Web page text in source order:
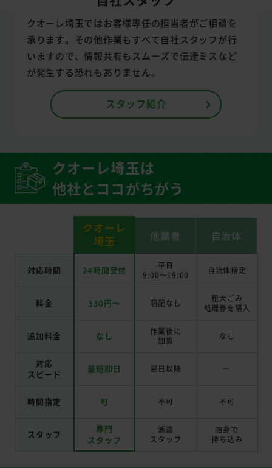
クオーレ埼玉ではお客様専任の担当者がご相談を
承ります。その他作業もすべて自社スタッフが行
いますので、情報共有もスムーズで伝達ミスなど
が発生する恐れもありません。
スタッフ紹介
クオーレ埼玉は
他社とココがちがう
クオーレ
埼玉
他業者 自治体
対応時間 24時間受付
平日
9:00～19:00
自治体指定
料金 330円～ 明記なし
粗大ごみ
処理券を 購入
追加料金 なし
作業後に
加算
なし
対応
スピード
最短即日 翌日以降 －
時間指定 可 不可 不可
スタッフ
専門
スタッフ
派遣
スタッフ
自身で
持ち込み